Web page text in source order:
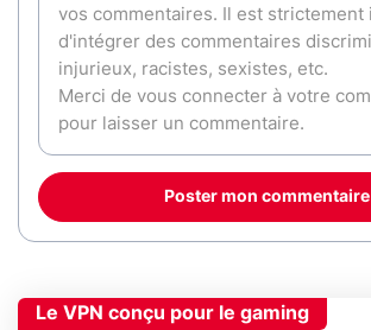
Poster mon commentaire
Le VPN conçu pour le gaming